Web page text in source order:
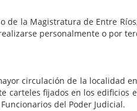
la Magistratura de Entre
personalmente o por
circulación de la localidad
carteles fijados en los
del Poder Judicial.